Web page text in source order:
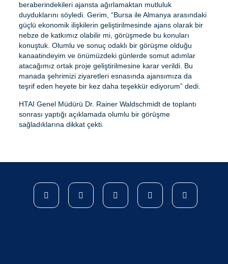
beraberindekileri ajansta ağırlamaktan mutluluk
duyduklarını söyledi. Gerim, “Bursa ile Almanya arasındaki
güçlü ekonomik ilişkilerin geliştirilmesinde ajans olarak bir
nebze de katkımız olabilir mi, görüşmede bu konuları
konuştuk. Olumlu ve sonuç odaklı bir görüşme olduğu
kanaatindeyim ve önümüzdeki günlerde somut adımlar
atacağımız ortak proje geliştirilmesine karar verildi. Bu
manada şehrimizi ziyaretleri esnasında ajansımıza da
teşrif eden heyete bir kez daha teşekkür ediyorum” dedi.
HTAI Genel Müdürü Dr. Rainer Waldschmidt de toplantı
sonrası yaptığı açıklamada olumlu bir görüşme
sağladıklarına dikkat çekti.